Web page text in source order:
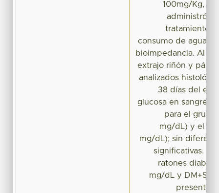
100mg/Kg, y
administró
tratamiento
consumo de agua y
bioimpedancia. Al
extrajo riñón y
analizados
38 días del
glucosa en sangre
para el grupo
mg/dL) y el
mg/dL); sin
significativas.
ratones
mg/dL y